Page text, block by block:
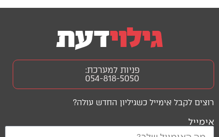
רוצים לקבל אימייל כשגיליון החדש עולה?
אימייל
פניות למערכת:
054-818-5050